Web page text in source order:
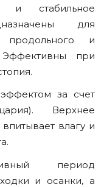
и стабильное
для
продольного и
при
за счет
Верхнее
влагу и
период
и осанки, а